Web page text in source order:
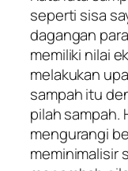
seperti sisa
dagangan
memiliki nilai
melakukan
sampah itu
pilah sampah.
mengurangi
meminimalisir